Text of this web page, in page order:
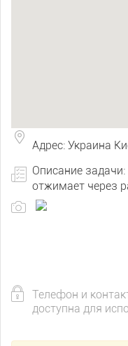
Адрес: Украина
Описание
отжимает через
Телефон и
доступна для